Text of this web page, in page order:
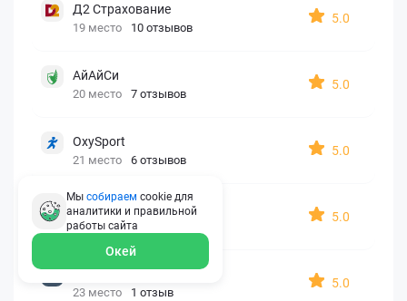
Д2 Страхование
19 место 10 отзывов
5.0
АйАйСи
20 место 7 отзывов
5.0
OxySport
21 место 6 отзывов
5.0
ERGO AXA
22 место 2 отзыва
5.0
Oxy Travel Premium
23 место 1 отзыв
5.0
Мы собираем cookie для
аналитики и правильной
работы сайта
Окей